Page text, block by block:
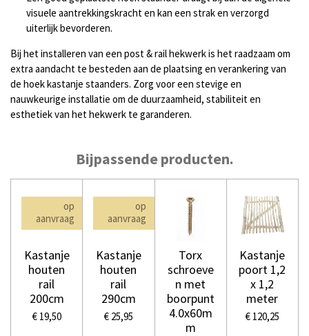
visuele aantrekkingskracht en kan een strak en verzorgd
uiterlijk bevorderen.
Bij het installeren van een post & rail hekwerk is het raadzaam om
extra aandacht te besteden aan de plaatsing en verankering van
de hoek kastanje staanders. Zorg voor een stevige en
nauwkeurige installatie om de duurzaamheid, stabiliteit en
esthetiek van het hekwerk te garanderen.
Bijpassende producten.
op
aanvraag
Kastanje
houten
rail
200cm
€ 19,50
op
aanvraag
Kastanje
houten
rail
290cm
€ 25,95
Torx
schroeve
n met
boorpunt
4.0x60m
m
Kastanje
poort 1,2
x 1,2
meter
€ 120,25